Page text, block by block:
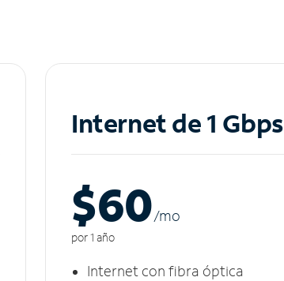
Internet de 1 Gbps
$60/mo
por 1 año
Internet con fibra óptica